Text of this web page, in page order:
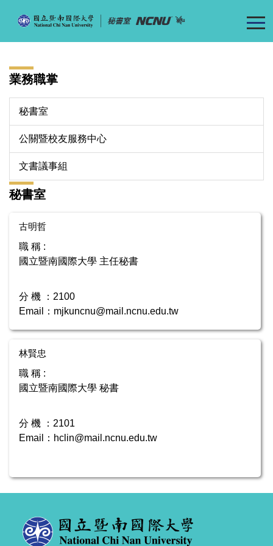
內
容
區
業務職掌
秘書室
公關暨校友服務中心
文書議事組
秘書室
古明哲
職 稱 :
國立暨南國際大學 主任秘書
分 機 ：2100
Email：mjkuncnu@mail.ncnu.edu.tw
林賢忠
職 稱 :
國立暨南國際大學 秘書
分 機 ：2101
Email：hclin@mail.ncnu.edu.tw